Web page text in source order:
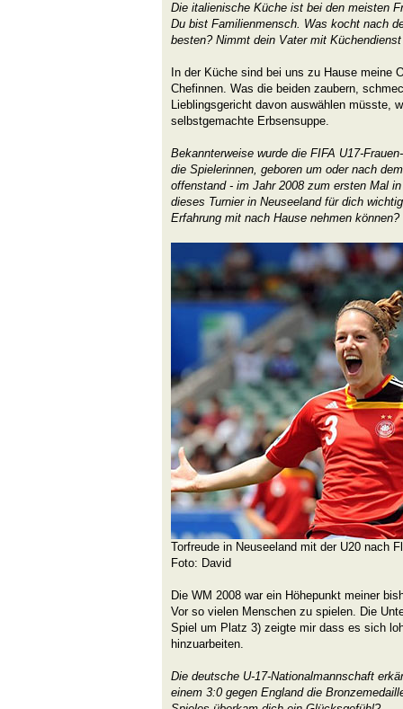
Die italienische Küche ist bei den meisten
Du bist Familienmensch. Was kocht nach
besten? Nimmt dein Vater mit
In der Küche sind bei uns zu Hause meine
Chefinnen. Was die beiden zaubern,
Lieblingsgericht davon auswählen müsste,
selbstgemachte Erbsensuppe.
Bekannterweise wurde die FIFA U17-
die Spielerinnen, geboren um oder nach
offenstand - im Jahr 2008 zum ersten Mal
dieses Turnier in Neuseeland für dich
Erfahrung mit nach Hause nehmen können?
Torfreude in Neuseeland mit der U20 nach
Foto: David
Die WM 2008 war ein Höhepunkt meiner
Vor so vielen Menschen zu spielen. Die
Spiel um Platz 3) zeigte mir dass es sich
hinzuarbeiten.
Die deutsche U-17-Nationalmannschaft
einem 3:0 gegen England die